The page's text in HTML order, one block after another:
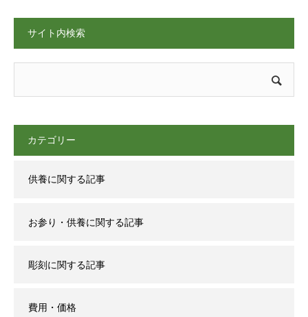
サイト内検索
カテゴリー
供養に関する記事
お参り・供養に関する記事
彫刻に関する記事
費用・価格